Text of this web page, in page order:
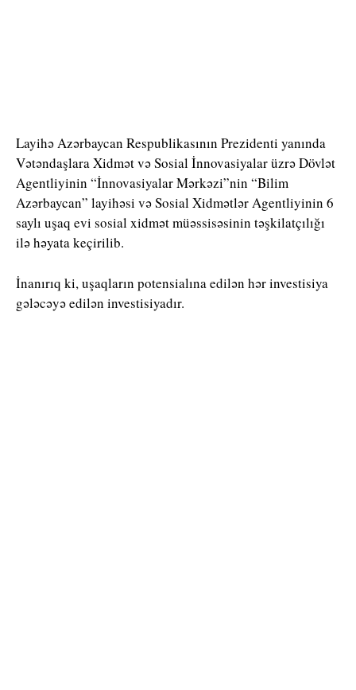
Layihə Azərbaycan Respublikasının Prezidenti yanında
Vətəndaşlara Xidmət və Sosial İnnovasiyalar üzrə Dövlət
Agentliyinin “İnnovasiyalar Mərkəzi”nin “Bilim
Azərbaycan” layihəsi və Sosial Xidmətlər Agentliyinin 6
saylı uşaq evi sosial xidmət müəssisəsinin təşkilatçılığı
ilə həyata keçirilib.
İnanırıq ki, uşaqların potensialına edilən hər investisiya
gələcəyə edilən investisiyadır.